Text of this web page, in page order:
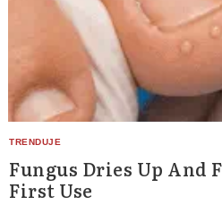
Fungus Dries Up And
First Use